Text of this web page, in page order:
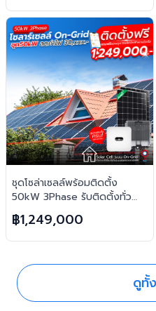
ชุดโซล่าเซลล์พร้อมติดตั้ง
50kW 3Phase รับติดตั้งทั่ว
ประเทศไทย
฿1,249,000
ดูทั้